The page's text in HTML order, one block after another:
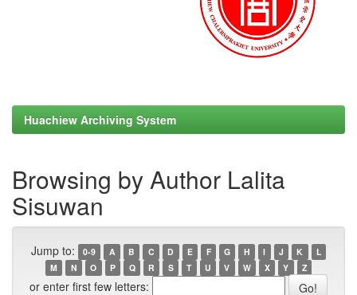
Huachiew Archiving System
Browsing by Author Lalita
Sisuwan
Jump to: 0-9 A B C D E F G H I J K
L
M
N O P Q R S T U V W X Y Z
or enter first few letters: